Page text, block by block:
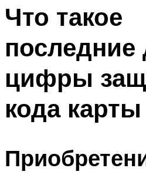
Что такое
последние
цифры
кода